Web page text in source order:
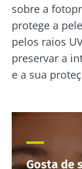
sobre a
protege a
pelos raios
preservar a
e a sua
Gosta de
BMI 20-35
com um
ácido e
rico em
Descubra